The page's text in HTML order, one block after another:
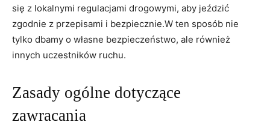
się z lokalnymi regulacjami drogowymi, aby jeździć
zgodnie z przepisami i bezpiecznie.W ten sposób nie
tylko dbamy o własne bezpieczeństwo, ale również
innych uczestników ruchu.
Zasady ogólne dotyczące
zawracania